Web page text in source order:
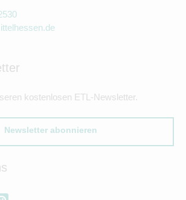
kostenlosen ETL-Newsletter.
Newsletter abonnieren